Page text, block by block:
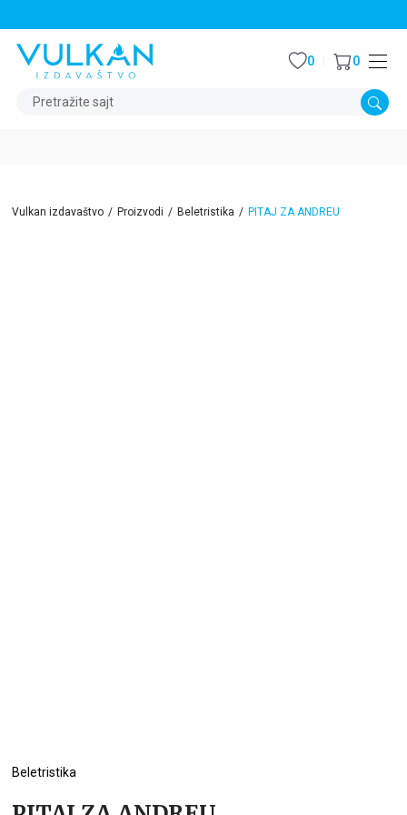
Pretražite sajt
0 0
Vulkan izdavaštvo Proizvodi Beletristika PITAJ ZA ANDREU
Beletristika